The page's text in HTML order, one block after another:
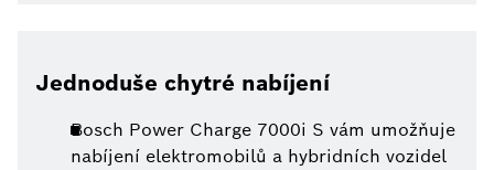
Jednoduše chytré nabíjení
Bosch Power Charge 7000i S vám umožňuje
nabíjení elektromobilů a hybridních vozidel